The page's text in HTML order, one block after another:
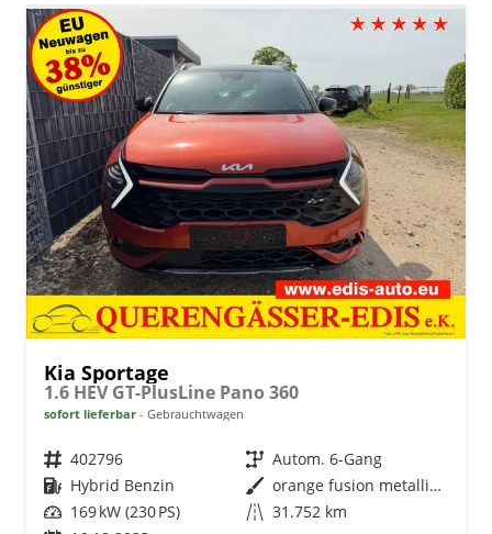
Kia Sportage
1.6 HEV GT-PlusLine Pano 360
sofort lieferbar Gebrauchtwagen
Fahrzeugnr. 402796 Getriebe Autom. 6-Gang
Kraftstoff Hybrid Benzin Außenfarbe
orange fusion metallic Dach schwarz
Leistung 169 kW (230 PS) Kilometerstand 31.752 km